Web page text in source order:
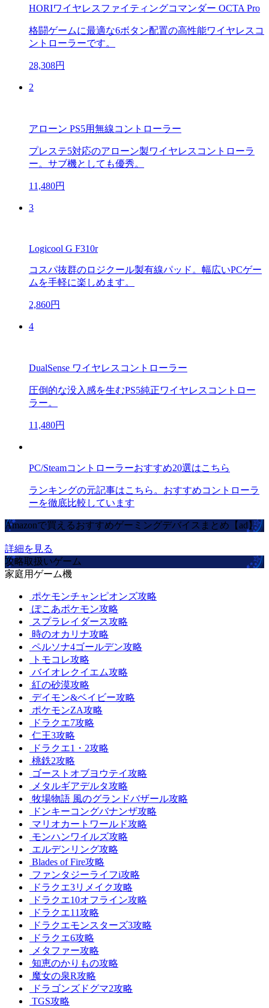
HORIワイヤレスファイティングコマンダー OCTA Pro
格闘ゲームに最適な6ボタン配置の高性能ワイヤレスコ
ントローラーです。
28,308円
2
アローン PS5用無線コントローラー
プレステ5対応のアローン製ワイヤレスコントローラ
ー。サブ機としても優秀。
11,480円
3
Logicool G F310r
コスパ抜群のロジクール製有線パッド。幅広いPCゲー
ムを手軽に楽しめます。
2,860円
4
DualSense ワイヤレスコントローラー
圧倒的な没入感を生むPS5純正ワイヤレスコントロー
ラー。
11,480円
PC/Steamコントローラーおすすめ20選はこちら
ランキングの元記事はこちら。おすすめコントローラ
ーを徹底比較しています
Amazonで買えるおすすめゲーミングデバイスまとめ【ad】
詳細を見る
攻略取扱いゲーム
家庭用ゲーム機
ポケモンチャンピオンズ攻略
ぽこあポケモン攻略
スプラレイダース攻略
時のオカリナ攻略
ペルソナ4ゴールデン攻略
トモコレ攻略
バイオレクイエム攻略
紅の砂漠攻略
デイモン&ベイビー攻略
ポケモンZA攻略
ドラクエ7攻略
仁王3攻略
ドラクエ1・2攻略
桃鉄2攻略
ゴーストオブヨウテイ攻略
メタルギアデルタ攻略
牧場物語 風のグランドバザール攻略
ドンキーコングバナンザ攻略
マリオカートワールド攻略
モンハンワイルズ攻略
エルデンリング攻略
Blades of Fire攻略
ファンタジーライフi攻略
ドラクエ3リメイク攻略
ドラクエ10オフライン攻略
ドラクエ11攻略
ドラクエモンスターズ3攻略
ドラクエ6攻略
メタファー攻略
知恵のかりもの攻略
魔女の泉R攻略
ドラゴンズドグマ2攻略
TGS攻略